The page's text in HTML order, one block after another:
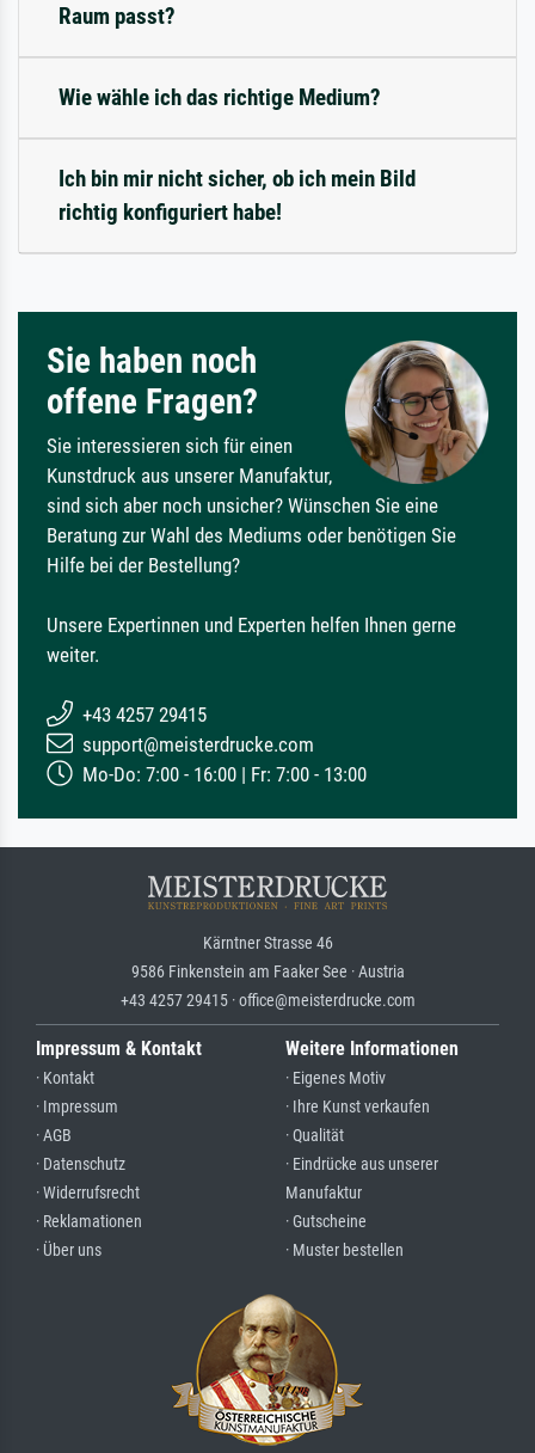
Raum passt?
Wie wähle ich das richtige Medium?
Ich bin mir nicht sicher, ob ich mein Bild
richtig konfiguriert habe!
Sie haben noch
offene Fragen?
Sie interessieren sich für einen
Kunstdruck aus unserer Manufaktur,
sind sich aber noch unsicher? Wünschen Sie eine
Beratung zur Wahl des Mediums oder benötigen Sie
Hilfe bei der Bestellung?
Unsere Expertinnen und Experten helfen Ihnen gerne
weiter.
+43 4257 29415
support@meisterdrucke.com
Mo-Do: 7:00 - 16:00 | Fr: 7:00 - 13:00
Kärntner Strasse 46
9586 Finkenstein am Faaker See · Austria
+43 4257 29415 · office@meisterdrucke.com
Impressum & Kontakt
· Kontakt
· Impressum
· AGB
· Datenschutz
· Widerrufsrecht
· Reklamationen
· Über uns
Weitere Informationen
· Eigenes Motiv
· Ihre Kunst verkaufen
· Qualität
· Eindrücke aus unserer
Manufaktur
· Gutscheine
· Muster bestellen